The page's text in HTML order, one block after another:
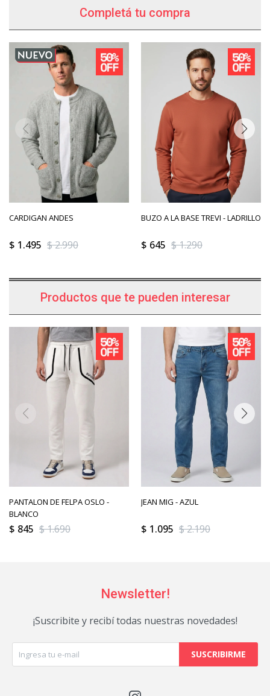
Completá tu compra
CARDIGAN ANDES
$ 1.495 $2.990
BUZO A LA BASE TREVI - LADRILLO
$ 645 $1.290
Productos que te pueden interesar
PANTALON DE FELPA OSLO -
BLANCO
$ 845 $1.690
JEAN MIG - AZUL
$ 1.095 $2.190
Newsletter!
¡Suscribite y recibí todas nuestras novedades!
SUSCRIBIRME